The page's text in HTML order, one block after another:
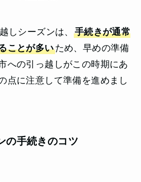
しシーズンは、 手続きが通常
ことが多いため、早めの準備
への引っ越しがこの時期にあ
点に注意して準備を進めまし
の手続きのコツ